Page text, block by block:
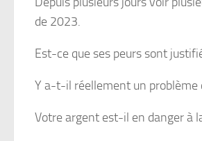
de 2023.
Est-ce que ses peurs sont
Y a-t-il réellement un problème
Votre argent est-il en danger à